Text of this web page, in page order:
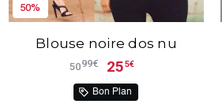
50%
Blouse noire dos nu
5099€ 255€
Bon Plan